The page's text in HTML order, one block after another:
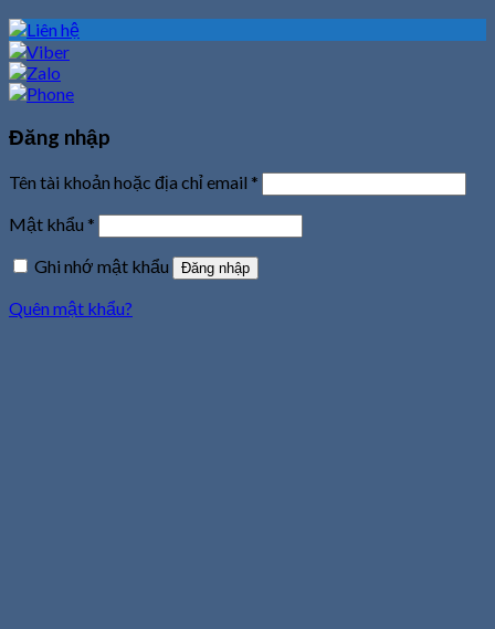
Đăng nhập
Tên tài khoản hoặc địa chỉ email *
Mật khẩu *
Ghi nhớ mật khẩu
Đăng nhập
Quên mật khẩu?